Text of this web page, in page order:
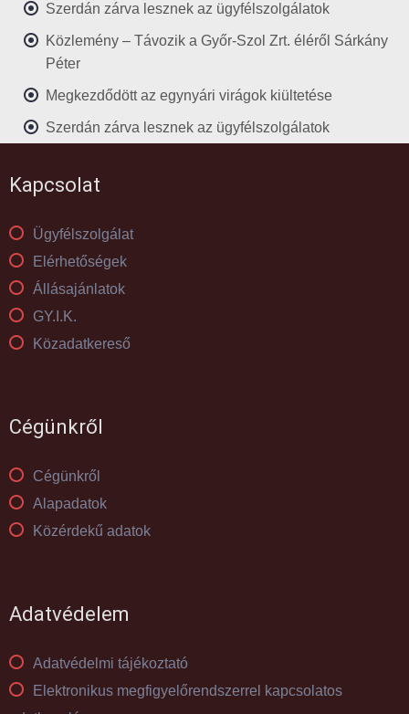
Szerdán zárva lesznek az ügyfélszolgálatok
Közlemény – Távozik a Győr-Szol Zrt. éléről Sárkány
Péter
Megkezdődött az egynyári virágok kiültetése
Szerdán zárva lesznek az ügyfélszolgálatok
Kapcsolat
Ügyfélszolgálat
Elérhetőségek
Állásajánlatok
GY.I.K.
Közadatkereső
Cégünkről
Cégünkről
Alapadatok
Közérdekű adatok
Adatvédelem
Adatvédelmi tájékoztató
Elektronikus megfigyelőrendszerrel kapcsolatos